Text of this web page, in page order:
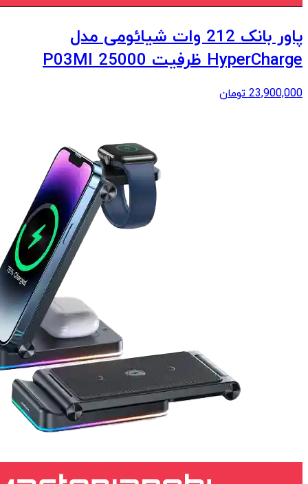
پاور بانک 212 وات شیائومی مدل
HyperCharge ظرفیت 25000 P03MI
23,900,000 تومان